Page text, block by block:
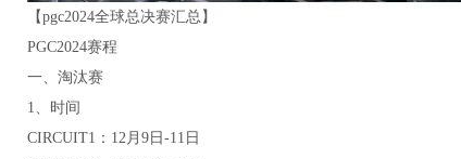
【pgc2024全球总决赛汇总】
PGC2024赛程
一、淘汰赛
1、时间
CIRCUIT1：12月9日-11日